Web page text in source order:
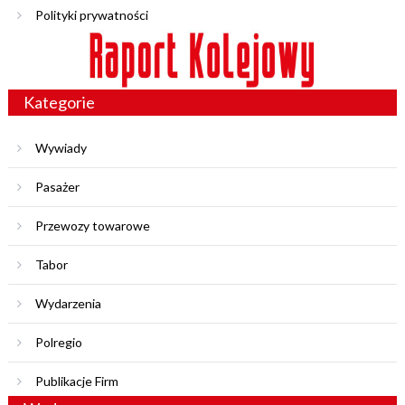
Polityki prywatności
Kategorie
Wywiady
Pasażer
Przewozy towarowe
Tabor
Wydarzenia
Polregio
Publikacje Firm